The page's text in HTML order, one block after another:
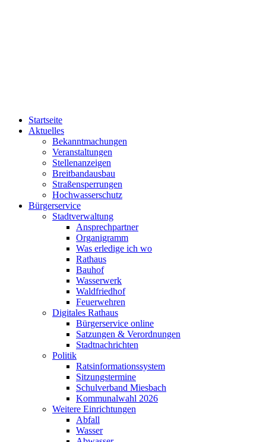
Startseite
Aktuelles
Bekanntmachungen
Veranstaltungen
Stellenanzeigen
Breitbandausbau
Straßensperrungen
Hochwasserschutz
Bürgerservice
Stadtverwaltung
Ansprechpartner
Organigramm
Was erledige ich wo
Rathaus
Bauhof
Wasserwerk
Waldfriedhof
Feuerwehren
Digitales Rathaus
Bürgerservice online
Satzungen & Verordnungen
Stadtnachrichten
Politik
Ratsinformationssystem
Sitzungstermine
Schulverband Miesbach
Kommunalwahl 2026
Weitere Einrichtungen
Abfall
Wasser